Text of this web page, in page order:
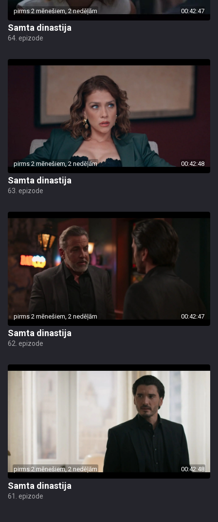
pirms 2 mēnešiem, 2 nedēļām 00:42:47
Samta dinastija
64. epizode
pirms 2 mēnešiem, 2 nedēļām 00:42:48
Samta dinastija
63. epizode
pirms 2 mēnešiem, 2 nedēļām 00:42:47
Samta dinastija
62. epizode
pirms 2 mēnešiem, 2 nedēļām 00:42:48
Samta dinastija
61. epizode